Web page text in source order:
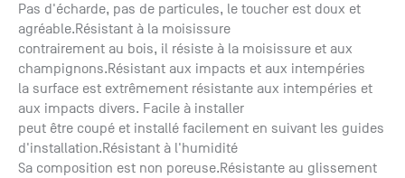
Pas d'écharde, pas de particules, le toucher est doux et
agréable.Résistant à la moisissure
contrairement au bois, il résiste à la moisissure et aux
champignons.Résistant aux impacts et aux intempéries
la surface est extrêmement résistante aux intempéries et
aux impacts divers. Facile à installer
peut être coupé et installé facilement en suivant les guides
d'installation.Résistant à l'humidité
Sa composition est non poreuse.Résistante au glissement